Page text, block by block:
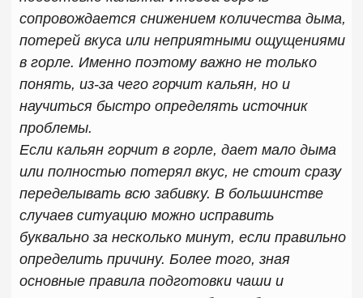
буквально за несколько минут, если правильно
определить причину. Более того, зная
основные правила подготовки чаши и
подобных проблем в будущем.
В этой статье разберем основные причины
появления горечи, расскажем, что делать
если кальян горчит, почему кальян горчит в
горле, из-за чего может пропадать вкус и как
забить кальян так, чтобы он оставался
сессии.